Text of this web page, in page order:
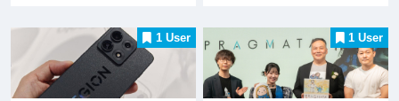
1 User 1 User